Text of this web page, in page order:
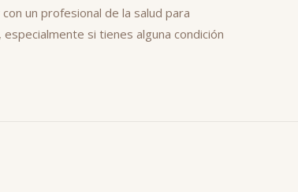
un profesional de la salud para
si tienes alguna condición